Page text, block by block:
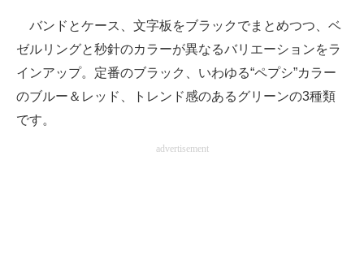
バンドとケース、文字板をブラックでまとめつつ、ベ
ゼルリングと秒針のカラーが異なるバリエーションをラ
インアップ。定番のブラック、いわゆる“ペプシ”カラー
のブルー＆レッド、トレンド感のあるグリーンの3種類
です。
advertisement